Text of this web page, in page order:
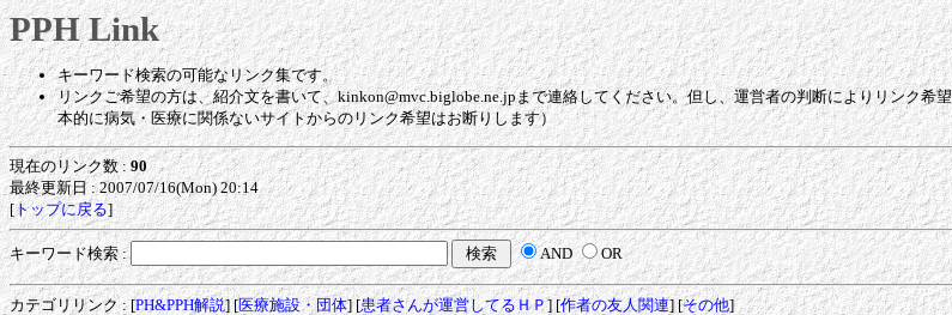
PPH Link
キーワード検索の可能なリンク集です。
リンクご希望の方は、紹介文を書いて、kinkon@mvc.biglobe.ne.jpまで連絡してください。但し、運営者の判断によりリンク
本的に病気・医療に関係ないサイトからのリンク希望はお断りします）
現在のリンク数 :90
最終更新日 : 2007/07/16(Mon) 20:14
[トップに戻る]
キーワード検索 : AND OR
カテゴリリンク: [PH&PPH解説] [医療施設・団体] [患者さんが運営してるＨＰ] [作者の友人関連] [その他]